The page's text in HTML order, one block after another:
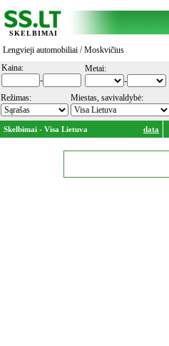
SKELBIMAI
Lengvieji automobiliai / Moskvičius
Kaina:
-
Metai:
-
Režimas: Miestas, savivaldybė:
Skelbimai - Visa Lietuva data